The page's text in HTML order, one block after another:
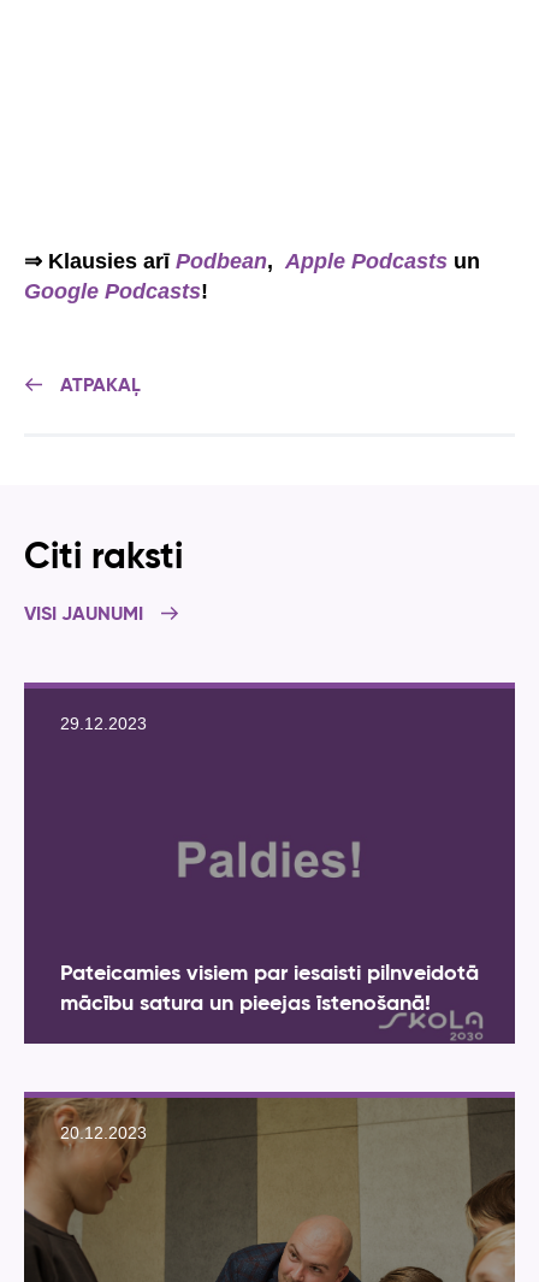
⇒ Klausies arī Podbean, Apple Podcasts un
Google Podcasts!
ATPAKAĻ
Citi raksti
VISI JAUNUMI
29.12.2023
Pateicamies visiem par iesaisti pilnveidotā
mācību satura un pieejas īstenošanā!
20.12.2023